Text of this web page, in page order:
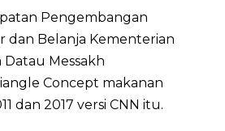
Pengembangan
dan Belanja Kementerian
Datau Messakh
Concept makanan
dan 2017 versi CNN itu.